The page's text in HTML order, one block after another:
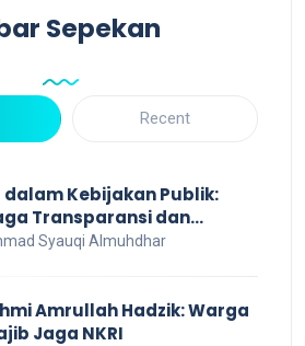
Sepekan
Recent
dalam Kebijakan Publik:
Transparansi dan
untuk Kesejahteraan
Syauqi Almuhdhar
Amrullah Hadzik: Warga
Jaga NKRI